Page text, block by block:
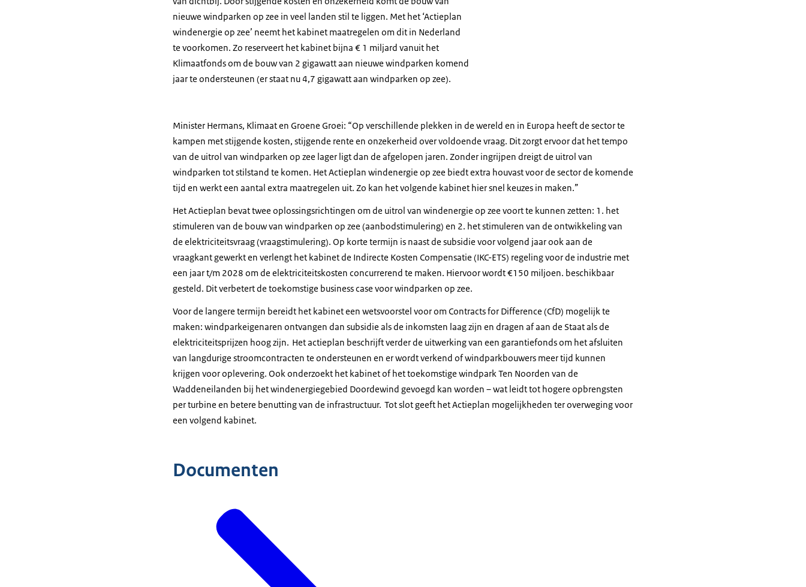
nieuwe windparken op zee in veel landen stil te liggen. Met het ‘Actieplan
windenergie op zee’ neemt het kabinet maatregelen om dit in Nederland
te voorkomen. Zo reserveert het kabinet bijna € 1 miljard vanuit het
Klimaatfonds om de bouw van 2 gigawatt aan nieuwe windparken komend
jaar te ondersteunen (er staat nu 4,7 gigawatt aan windparken op zee).
Minister Hermans, Klimaat en Groene Groei: “Op verschillende plekken in de wereld en in Europa heeft de sector te
kampen met stijgende kosten, stijgende rente en onzekerheid over voldoende vraag. Dit zorgt ervoor dat het tempo
van de uitrol van windparken op zee lager ligt dan de afgelopen jaren. Zonder ingrijpen dreigt de uitrol van
windparken tot stilstand te komen. Het Actieplan windenergie op zee biedt extra houvast voor de sector de komende
tijd en werkt een aantal extra maatregelen uit. Zo kan het volgende kabinet hier snel keuzes in maken.”
Het Actieplan bevat twee oplossingsrichtingen om de uitrol van windenergie op zee voort te kunnen zetten: 1. het
stimuleren van de bouw van windparken op zee (aanbodstimulering) en 2. het stimuleren van de ontwikkeling van
de elektriciteitsvraag (vraagstimulering). Op korte termijn is naast de subsidie voor volgend jaar ook aan de
vraagkant gewerkt en verlengt het kabinet de Indirecte Kosten Compensatie (IKC-ETS) regeling voor de industrie met
een jaar t/m 2028 om de elektriciteitskosten concurrerend te maken. Hiervoor wordt €150 miljoen. beschikbaar
gesteld. Dit verbetert de toekomstige business case voor windparken op zee.
Voor de langere termijn bereidt het kabinet een wetsvoorstel voor om Contracts for Difference (CfD) mogelijk te
maken: windparkeigenaren ontvangen dan subsidie als de inkomsten laag zijn en dragen af aan de Staat als de
elektriciteitsprijzen hoog zijn. Het actieplan beschrijft verder de uitwerking van een garantiefonds om het afsluiten
van langdurige stroomcontracten te ondersteunen en er wordt verkend of windparkbouwers meer tijd kunnen
krijgen voor oplevering. Ook onderzoekt het kabinet of het toekomstige windpark Ten Noorden van de
Waddeneilanden bij het windenergiegebied Doordewind gevoegd kan worden – wat leidt tot hogere opbrengsten
per turbine en betere benutting van de infrastructuur. Tot slot geeft het Actieplan mogelijkheden ter overweging voor
een volgend kabinet.
Documenten